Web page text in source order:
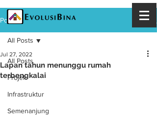
Post
All Posts
Projek
Infrastruktur
Semenanjung
All Posts
Lapan tahun menunggu rumah
terbengkalai
Jul 27, 2022